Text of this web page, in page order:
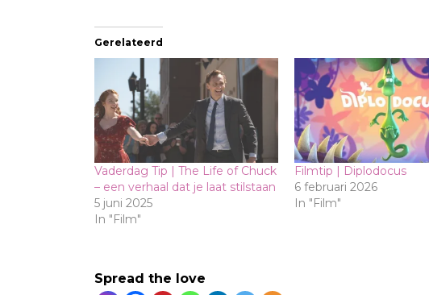
Gerelateerd
Vaderdag Tip | The Life of Chuck
– een verhaal dat je laat stilstaan
5 juni 2025
In "Film"
Filmtip | Diplodocus
6 februari 2026
In "Film"
Spread the love